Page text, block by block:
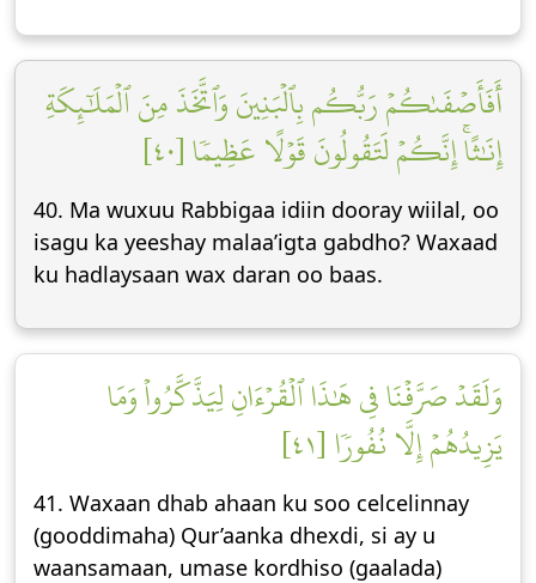
أَفَأَصۡفَىٰكُمۡ رَبُّكُم بِٱلۡبَنِينَ وَٱتَّخَذَ مِنَ ٱلۡمَلَٰٓئِكَةِ
إِنَٰثًاۚ إِنَّكُمۡ لَتَقُولُونَ قَوۡلًا عَظِيمٗا [٤٠]
40. Ma wuxuu Rabbigaa idiin dooray wiilal, oo
isagu ka yeeshay malaa’igta gabdho? Waxaad
ku hadlaysaan wax daran oo baas.
وَلَقَدۡ صَرَّفۡنَا فِي هَٰذَا ٱلۡقُرۡءَانِ لِيَذَّكَّرُواْ وَمَا
يَزِيدُهُمۡ إِلَّا نُفُورٗا [٤١]
41. Waxaan dhab ahaan ku soo celcelinnay
(gooddimaha) Qur’aanka dhexdi, si ay u
waansamaan, umase kordhiso (gaalada)